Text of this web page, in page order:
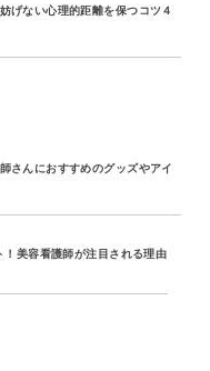
げない心理的距離を保つコツ４
さんにおすすめのグッズやアイ
美容看護師が注目される理由